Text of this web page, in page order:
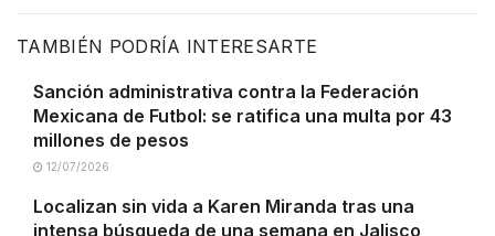
TAMBIÉN PODRÍA INTERESARTE
Sanción administrativa contra la Federación
Mexicana de Futbol: se ratifica una multa por 43
millones de pesos
12/07/2026
Localizan sin vida a Karen Miranda tras una
intensa búsqueda de una semana en Jalisco